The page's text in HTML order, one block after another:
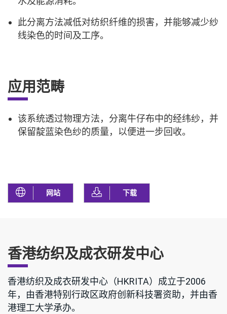
此分离方法减低对纺织纤维的损害，并能够减少纱
线染色的时间及工序。
应用范畴
该系统透过物理方法，分离牛仔布中的经纬纱，并
保留靛蓝染色纱的质量，以便进一步回收。
网站 下载
香港纺织及成衣研发中心
香港纺织及成衣研发中心（HKRITA）成立于2006
年，由香港特别行政区政府创新科技署资助，并由香
港理工大学承办。